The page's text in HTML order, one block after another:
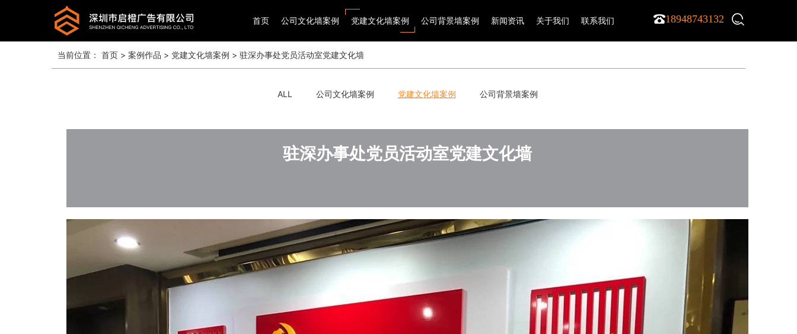
18948743132
首页 公司文化墙案例 党建文化墙案例 公司背景墙案例 新闻资讯 关于我们 联系我们
当前位置： 首页 > 案例作品 > 党建文化墙案例 > 驻深办事处党员活动室党建文化墙
ALL 公司文化墙案例 党建文化墙案例 公司背景墙案例
驻深办事处党员活动室党建文化墙